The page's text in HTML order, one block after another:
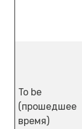
To be
(прошедшее
время)